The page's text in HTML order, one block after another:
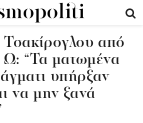
από
“Τα ματωμένα
υπήρξαν
να μην ξανά